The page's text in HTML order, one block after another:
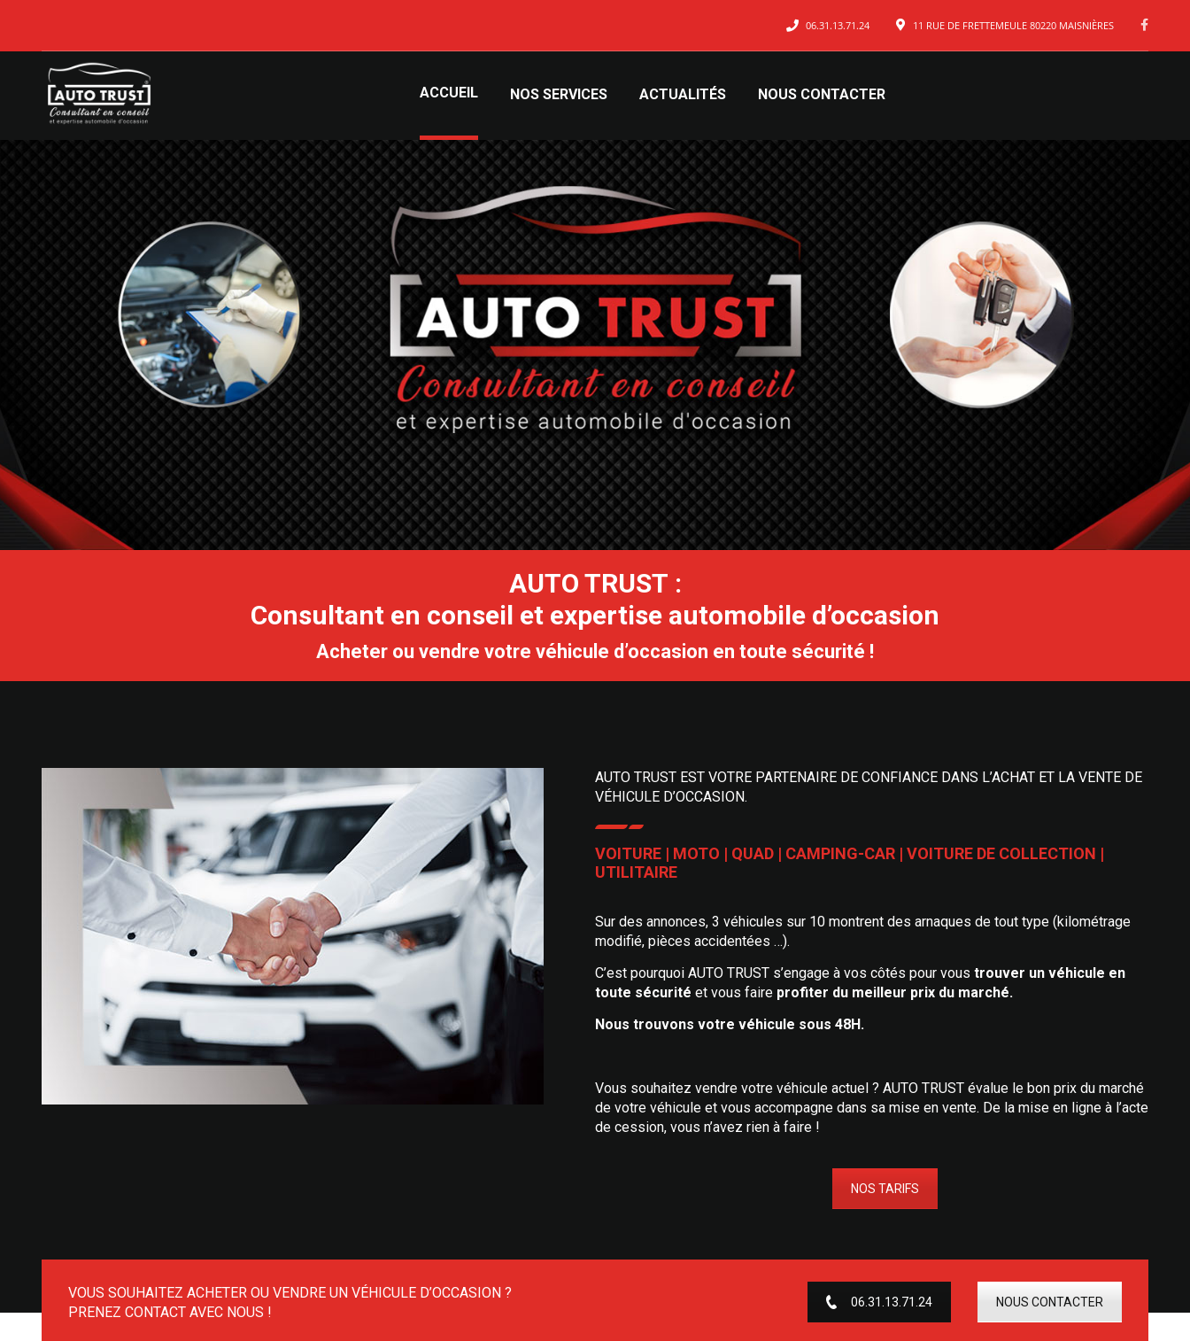
11 RUE DE FRETTEMEULE 80220 MAISNIÈRES
06.31.13.71.24
ACCUEIL NOS SERVICES ACTUALITÉS NOUS CONTACTER
AUTO TRUST :
Consultant en conseil et expertise automobile d’occasion
Acheter ou vendre votre véhicule d’occasion en toute sécurité !
AUTO TRUST EST VOTRE PARTENAIRE DE CONFIANCE DANS L’ACHAT ET LA VENTE DE
VÉHICULE D’OCCASION.
VOITURE | MOTO | QUAD | CAMPING-CAR | VOITURE DE COLLECTION |
UTILITAIRE
Sur des annonces, 3 véhicules sur 10 montrent des arnaques de tout type (kilométrage
modifié, pièces accidentées …).
C’est pourquoi AUTO TRUST s’engage à vos côtés pour vous trouver un véhicule en
toute sécurité et vous faire profiter du meilleur prix du marché.
Nous trouvons votre véhicule sous 48H.
Vous souhaitez vendre votre véhicule actuel ? AUTO TRUST évalue le bon prix du marché
de votre véhicule et vous accompagne dans sa mise en vente. De la mise en ligne à l’acte
de cession, vous n’avez rien à faire !
NOS TARIFS
VOUS SOUHAITEZ ACHETER OU VENDRE UN VÉHICULE D’OCCASION ?
PRENEZ CONTACT AVEC NOUS !
06.31.13.71.24 NOUS CONTACTER